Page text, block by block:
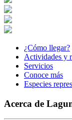
¿Cómo llegar?
Actividades y
Servicios
Conoce más
Especies
Acerca de